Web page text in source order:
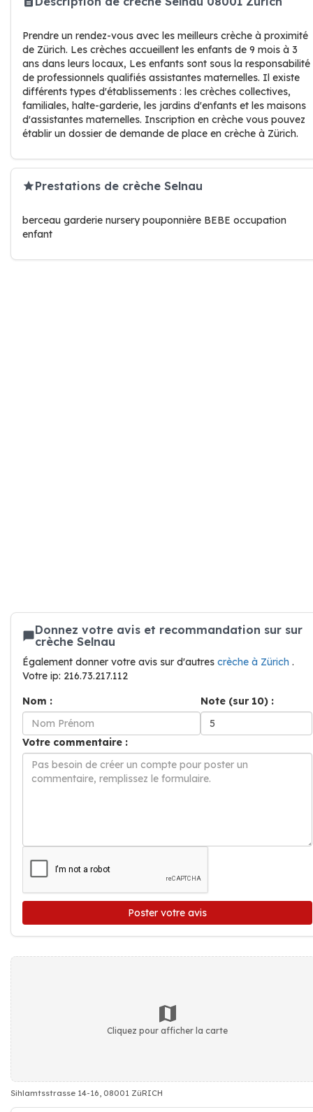
Prendre un rendez-vous avec les meilleurs crèche à proximité
de Zürich. Les crèches accueillent les enfants de 9 mois à 3
ans dans leurs locaux, Les enfants sont sous la responsabilité
de professionnels qualifiés assistantes maternelles. Il existe
différents types d'établissements : les crèches collectives,
familiales, halte-garderie, les jardins d'enfants et les maisons
d'assistantes maternelles. Inscription en crèche vous pouvez
établir un dossier de demande de place en crèche à Zürich.
Prestations de crèche Selnau
berceau garderie nursery pouponnière BEBE occupation
enfant
Donnez votre avis et recommandation sur sur
crèche Selnau
Également donner votre avis sur d'autres crèche à Zürich .
Votre ip: 216.73.217.112
Nom :
Note (sur 10) :
Votre commentaire :
Poster votre avis
Cliquez pour afficher la carte
Sihlamtsstrasse 14-16, 08001 ZüRICH